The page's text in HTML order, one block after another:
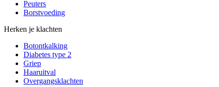
Peuters
Borstvoeding
Herken je klachten
Botontkalking
Diabetes type 2
Griep
Haaruitval
Overgangsklachten